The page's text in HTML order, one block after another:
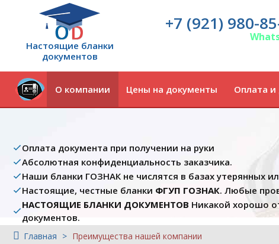
Настоящие бланки
документов
+7 (921) 980-
О компании Цены на документы Оплата и
Оплата документа при получении на руки
Абсолютная конфиденциальность заказчика.
Наши бланки ГОЗНАК не числятся в базах утерянных
Настоящие, честные бланки ФГУП ГОЗНАК. Любые
НАСТОЯЩИЕ БЛАНКИ ДОКУМЕНТОВ Никакой хорошо
документов.
Главная Преимущества нашей компании